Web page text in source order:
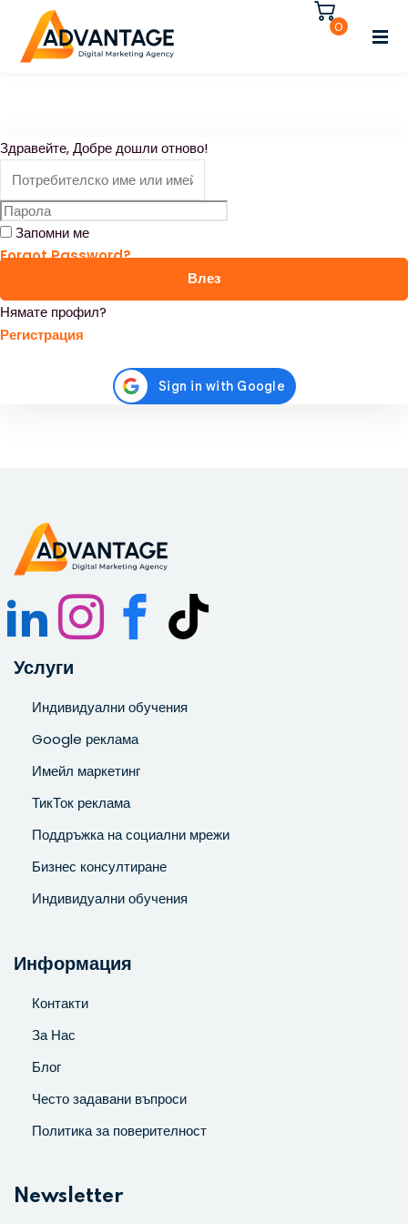
0
Здравейте, Добре дошли отново!
Запомни ме
Forgot Password?
Влез
Нямате профил?
Регистрация
Услуги
Индивидуални обучения
Google реклама
Имейл маркетинг
ТикТок реклама
Поддръжка на социални мрежи
Бизнес консултиране
Индивидуални обучения
Информация
Контакти
За Нас
Блог
Често задавани въпроси
Политика за поверителност
Newsletter
Регистрирайте се
Вече имате акаунт?